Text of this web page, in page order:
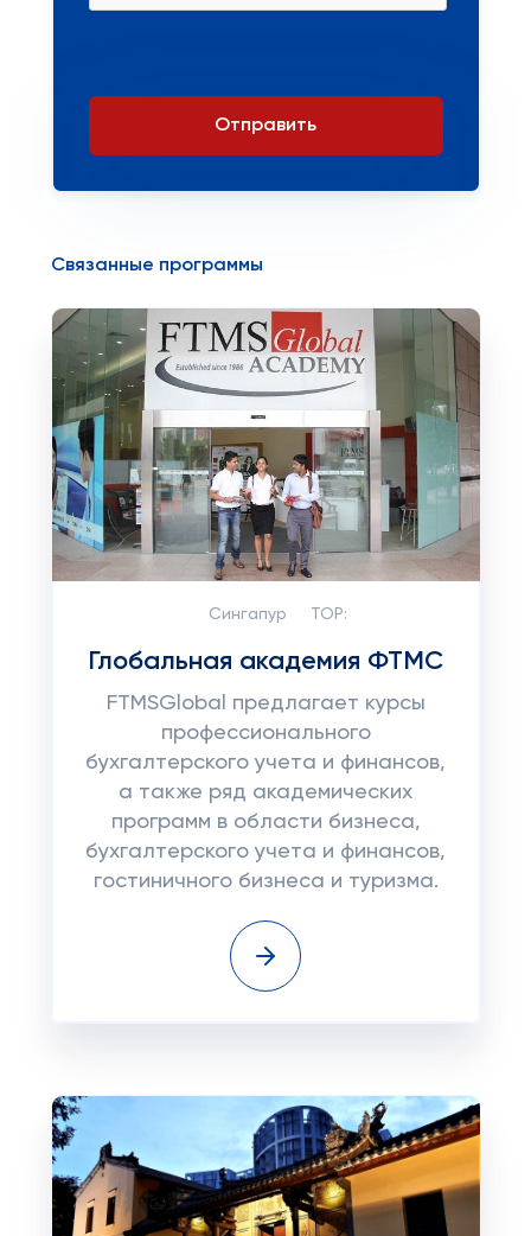
Отправить
Связанные программы
Сингапур TOP:
Глобальная академия ФТМС
FTMSGlobal предлагает курсы
профессионального
бухгалтерского учета и финансов,
а также ряд академических
программ в области бизнеса,
бухгалтерского учета и финансов,
гостиничного бизнеса и туризма.